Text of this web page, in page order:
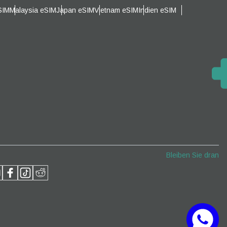
Malaysia eSIMJapan eSIMVietnam eSIMIndien eSIM
Bleiben Sie dran